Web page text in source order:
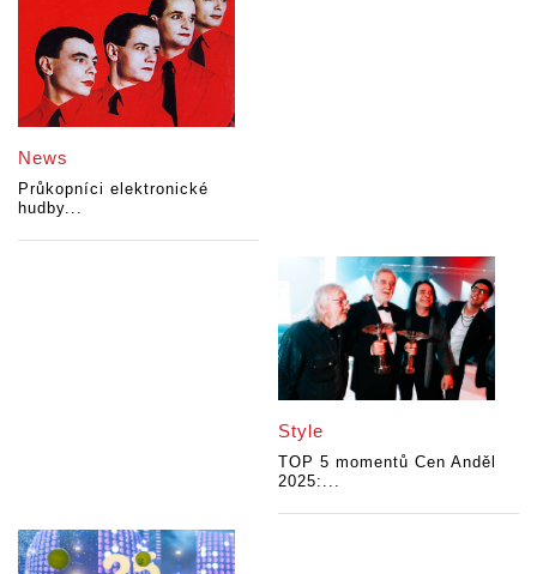
News
Průkopníci elektronické
hudby...
Style
TOP 5 momentů Cen Anděl
2025:...